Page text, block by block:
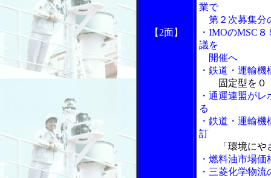
【2面】
業で
第２次募集分
・IMOのMSC
議を
開催へ
・鉄道・運輸
固定型を０
・通運連盟が
る
・鉄道・運輸
訂
「環境にや
・燃料油市場
・三菱化学物